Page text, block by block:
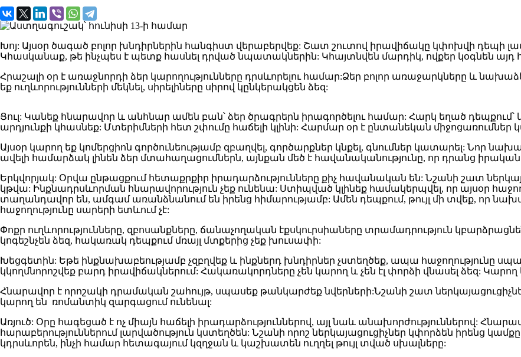
Խոյ: Այսօր ծագած բոլոր խնդիրներին հանգիստ վերաբերվեք: Շատ շուտով իրավիճակը կփոխվի դեպի
Կհասկանաք, թե ինչպես է պետք հասնել դրված նպատակներին: Կհայտնվեն մարդիկ, ովքեր կօգնեն այդ
Հրաշալի օր է առաջնորդի ձեր կարողությունները դրսևորելու համար:Ձեր բոլոր առաջարկները և
եք ուղևորությունների մեկնել, սիրելիները սիրով կընկերակցեն ձեզ:
Ցուլ: Կանեք հնարավոր և անհնար ամեն բան՝ ձեր ծրագրերն իրագործելու համար: Հարկ եղած դեպքում՝
արդյունքի կհասնեք: Մտերիմների հետ շփումը հաճելի կլինի: Հարմար օր է ընտանեկան միջոցառումներ
Այսօր կարող եք կոմերցիոն գործունեությամբ զբաղվել, գործարքներ կնքել, գնումներ կատարել: Նոր
ավելի համարձակ լինեն ձեր մտահաղացումներն, այնքան մեծ է հավանականությունը, որ դրանց
Երկվորյակ: Օրվա ընթացքում հետաքրքիր իրադարձությունները քիչ հավանական են: Նշանի շատ
կթվա: Ինքնադրսևորման հնարավորություն չեք ունենա: Ստիպված կլինեք համակերպվել, որ այսօր
տաղանդավոր են, ամգամ առանձնանում են իրենց հիմարությամբ: Ամեն դեպքում, թույլ մի տվեք, որ
հաջողությունը սարերի ետևում չէ:
Փոքր ուղևորությունները, զբոսանքները, ճանաչողական էքսկուրսիաները տրամադրություն
կոգեշնչեն ձեզ, հակառակ դեպքում մռայլ մտքերից չեք խուսափի:
Խեցգետին: Եթե ինքնախաբեությամբ չզբղվեք և ինքներդ խնդիրներ չստեղծեք, ապա հաջողությունը
կկողմնորոշվեք բարդ իրավիճակներում: Հակառակորդները չեն կարող և չեն էլ փորձի վնասել ձեզ: Կարող
Հնարավոր է որոշակի դրամական շահույթ, սպասեք թանկարժեք նվերների:Նշանի շատ
կարող են ռոմանտիկ զարգացում ունենալ:
Առյուծ: Օրը հագեցած է ոչ միայն հաճելի իրադարձություններով, այլ նաև անախորժություններով:
հարաբերություններում լարվածություն կստեղծեն: Նշանի որոշ ներկայացուցիչներ կփորձեն իրենց
կդրսևորեն, ինչի համար հետագայում կզղջան և կաշխատեն ուղղել թույլ տված սխալները: